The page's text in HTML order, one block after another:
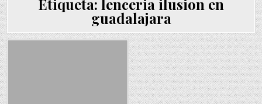
Etiqueta: lenceria ilusion en
guadalajara